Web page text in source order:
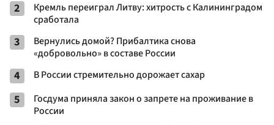
2
Кремль переиграл Литву: хитрость с Калининградом
сработала
3
Вернулись домой? Прибалтика снова
«добровольно» в составе России
4 В России стремительно дорожает сахар
5
Госдума приняла закон о запрете на проживание в
России